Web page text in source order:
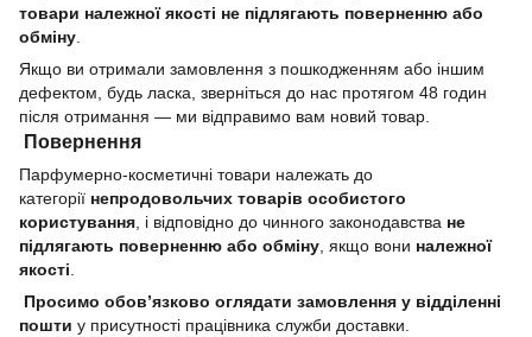
товари належної якості не підлягають поверненню або
обміну
Якщо ви отримали замовлення з пошкодженням або іншим
дефектом, будь ласка, зверніться до нас протягом 48 годин
після отримання — ми відправимо вам новий товар.
Повернення
Парфумерно-косметичні товари належать до
категорії непродовольчих товарів особистого
користування , і відповідно до чинного законодавства не
підлягають поверненню або обміну , якщо вони належної
якості
Просимо обов’язково оглядати замовлення у відділенні
пошти у присутності працівника служби доставки.